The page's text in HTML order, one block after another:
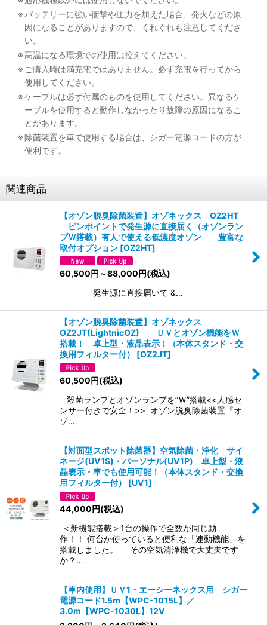
※バッテリーに強い衝撃や圧力を加えた場合、発火などの原
因になることがありますので、くれぐれも注意してくださ
い。
※高温になる環境での使用は控えてください。
※ ご購入時は満充電ではありません。必ず充電を行ってから
使用してください。
※ケーブルは必ず付属のものを使用してください。異なるケ
ーブルを使用すると動作しなかったり故障の原因になるこ
とがあります。
※除菌装置を車で使用する場合は、シガー電源コードの方が
便利です。
関連商品
【オゾン脱臭除菌装置】オゾネックス OZ2HT
ピンポイントで発生源に直接届く（オゾンラン
プＷ搭載）有人で使える低濃度オゾン 豊富な
取付オプション [OZ2HT]
60,500 円 ～88,000 円(税込)
発生源に直接届いて &…
【オゾン脱臭除菌装置】オゾネックス
OZ2JT(LightnicOZ) ＵＶとオゾン機能をＷ
搭載！ 卓上型・液晶表示！（本体スタンド・交
換用フィルター付）
[OZ2JT]
60,500円(税込)
殺菌ランプとオゾンランプを”Ｗ”搭載<<人感セ
ンサー付きで安全！>> オゾン脱臭除菌装置『オ
ゾ…
【対面型スポット除菌器】空気除菌・浄化 サイ
ネージ(UV1S)・パーソナル(UV1P) 卓上型・液
晶表示・車でも使用可能！（本体スタンド・交換
用フィルター付）
[UV1]
44,000円(税込)
＜新機能搭載＞1台の操作で全数が同じ動
作！！ 何台か使っていると便利な「連動機能」を
搭載しました。 その空気清浄機で大丈夫です
か？…
【車内使用】ＵＶ1・エーシーネックス用 シガー
電源コード1.5m【WPC-1015L】／
3.0m【WPC-1030L】12V